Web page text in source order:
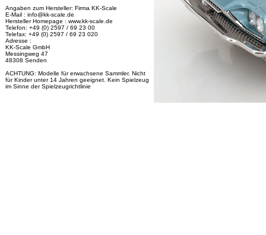
Angaben zum Hersteller: Firma KK-Scale
E-Mail : info@kk-scale.de
Hersteller Homepage : www.kk-scale.de
Telefon: +49 (0) 2597 / 69 23 00
Telefax: +49 (0) 2597 / 69 23 020
Adresse :
KK-Scale GmbH
Messingweg 47
48308 Senden
ACHTUNG: Modelle für erwachsene Sammler. Nicht
für Kinder unter 14 Jahren geeignet. Kein Spielzeug
im Sinne der Spielzeugrichtlinie